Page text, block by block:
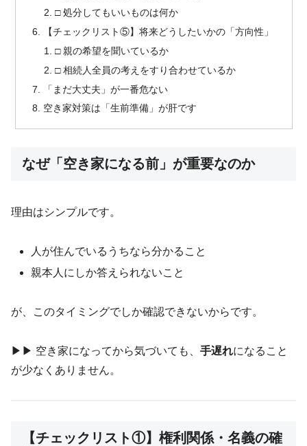
□ 処分してもいいものは何か
【チェックリスト⑤】将来どうしたいかの「方向性」
□ 親の希望を聞いているか
□ 相続人全員の考えをすり合わせているか
「まだ大丈夫」が一番危ない
空き家対策は「生前準備」が肝です
なぜ「空き家になる前」が重要なのか
理由はシンプルです。
人が住んでいるうちなら分かること
親本人にしか答えられないこと
が、このタイミングでしか確認できないからです。
▶︎▶︎ 空き家になってから気づいても、 手遅れになること
が少なくありません。
【チェックリスト①】権利関係・名義の確